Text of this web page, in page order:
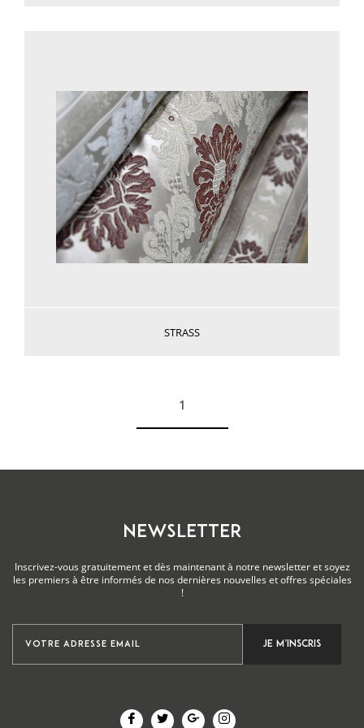
STRASS
Voir plus
1
NEWSLETTER
Inscrivez-vous gratuitement et dès maintenant à notre newsletter et soyez
les premiers à être informés de nos dernières nouvelles et offres spéciales
!